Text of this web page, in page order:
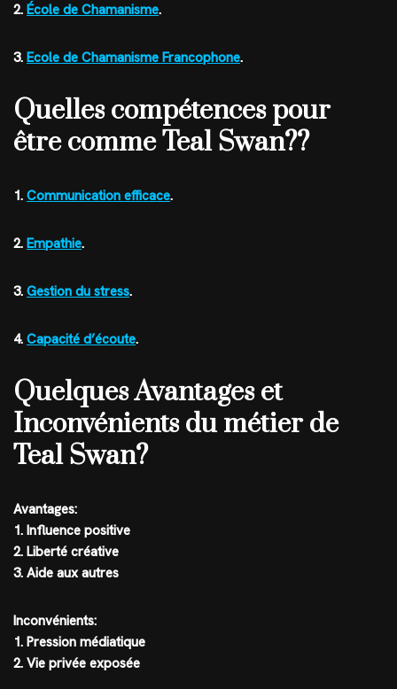
2. École de Chamanisme.
3. Ecole de Chamanisme Francophone.
Quelles compétences pour
être comme Teal Swan??
1. Communication efficace.
2. Empathie.
3. Gestion du stress.
4. Capacité d’écoute.
Quelques Avantages et
Inconvénients du métier de
Teal Swan?
Avantages:
1. Influence positive
2. Liberté créative
3. Aide aux autres
Inconvénients:
1. Pression médiatique
2. Vie privée exposée